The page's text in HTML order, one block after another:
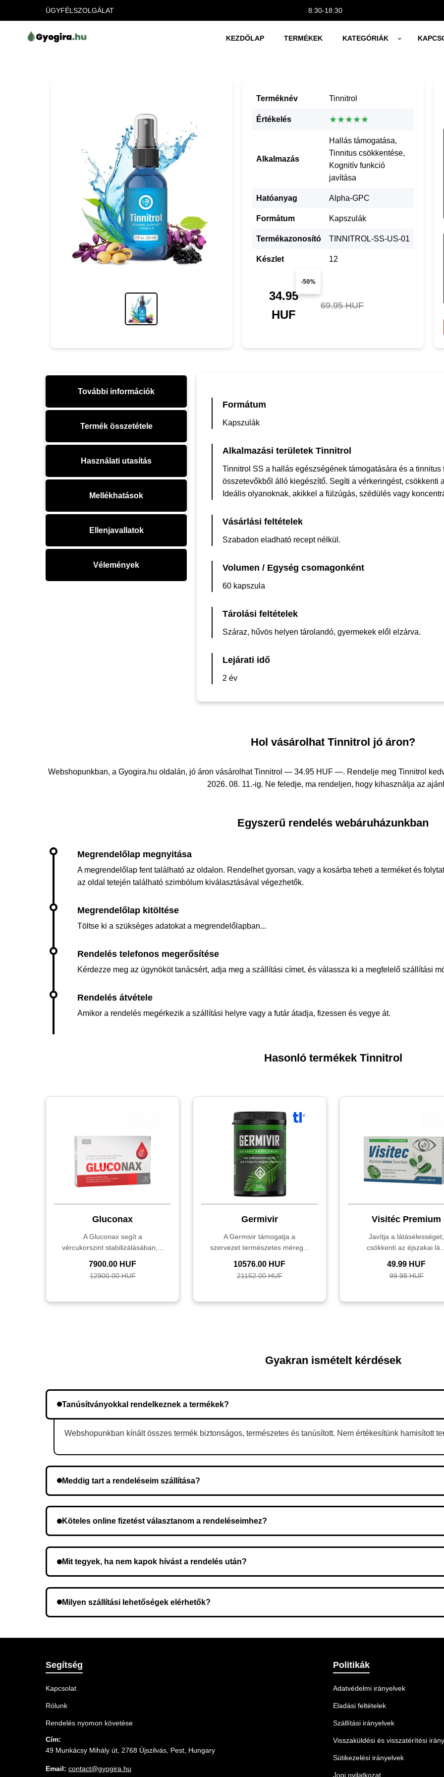
ÜGYFÉLSZOLGÁLAT 8:30-18:30
KEZDŐLAP TERMÉKEK KATEGÓRIÁK
Terméknév Tinnitrol
Értékelés ★★★★★
Alkalmazás
Hallás támogatása,
Tinnitus csökkentése,
Kognitív funkció
javítása
Hatóanyag Alpha-GPC
Formátum Kapszulák
Termékazonosító TINNITROL-SS-US-01
Készlet 12
-50%
34.95
HUF
69.95 HUF
További információk
Termék összetétele
Használati utasítás
Mellékhatások
Ellenjavallatok
Vélemények
Formátum
Kapszulák
Alkalmazási területek Tinnitrol
Tinnitrol SS a hallás egészségének támogatására és a
összetevőkből álló kiegészítő. Segíti a vérkeringést, csökkenti
Ideális olyanoknak, akikkel a fülzúgás, szédülés vagy
Vásárlási feltételek
Szabadon eladható recept nélkül.
Volumen / Egység csomagonként
60 kapszula
Tárolási feltételek
Száraz, hűvös helyen tárolandó, gyermekek elől elzárva.
Lejárati idő
2 év
Hol vásárolhat Tinnitrol jó áron?
Webshopunkban, a Gyogira.hu oldalán, jó áron vásárolhat Tinnitrol — 34.95 HUF —. Rendelje meg Tinnitrol
2026. 08. 11.-ig. Ne feledje, ma rendeljen, hogy kihasználja az
Egyszerű rendelés webáruházunkban
A megrendelőlap fent található az oldalon. Rendelhet gyorsan, vagy a kosárba teheti a terméket és
az oldal tetején található szimbólum kiválasztásával végezhetők.
Töltse ki a szükséges adatokat a megrendelőlapban...
Kérdezze meg az ügynököt tanácsért, adja meg a szállítási címet, és válassza ki a megfelelő szállítási
Amikor a rendelés megérkezik a szállítási helyre vagy a futár átadja, fizessen és vegye át.
Hasonló termékek Tinnitrol
Gluconax
A Gluconax segít a
vércukorszint stabilizálásában,...
7900.00 HUF
12900.00 HUF
Germivir
A Germivir támogatja a
szervezet természetes méreg...
10576.00 HUF
21152.00 HUF
Visitéc Premium
Javítja a látásélességet,
csökkenti az éjszakai lá...
49.99 HUF
99.98 HUF
Gyakran ismételt kérdések
Tanúsítványokkal rendelkeznek a termékek?
Webshopunkban kínált összes termék biztonságos, természetes és tanúsított. Nem értékesítünk hamisított
Meddig tart a rendeléseim szállítása?
Köteles online fizetést választanom a rendeléseimhez?
Mit tegyek, ha nem kapok hívást a rendelés után?
Milyen szállítási lehetőségek elérhetők?
Segítség
Kapcsolat
Rólunk
Rendelés nyomon követése
Cím:
49 Munkácsy Mihály út, 2768 Újszilvás, Pest, Hungary
Email: contact@gyogira.hu
Politikák
Adatvédelmi irányelvek
Eladási feltételek
Szállítási irányelvek
Visszaküldési és visszatérítési
Sütikezelési irányelvek
Jogi nyilatkozat